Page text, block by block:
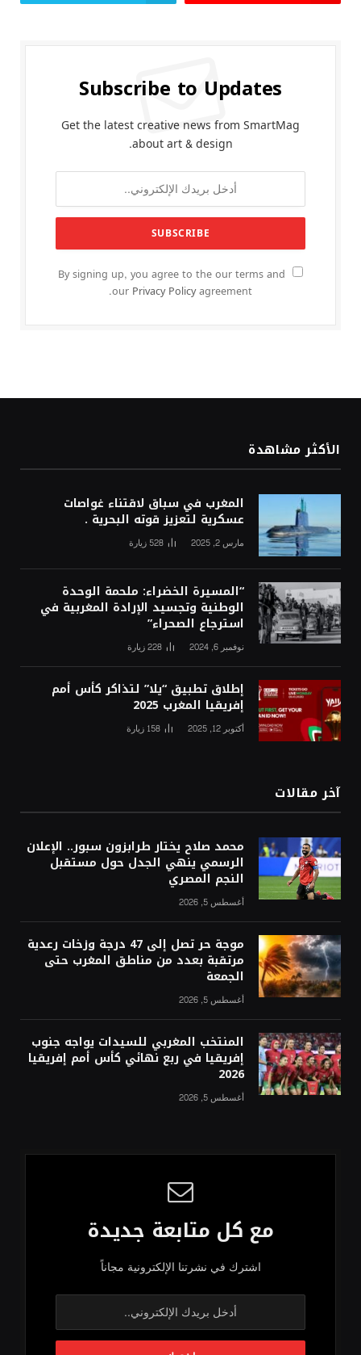
Subscribe to Updates
Get the latest creative news from SmartMag
about art & design.
By signing up, you agree to the our terms and
our Privacy Policyagreement.
الأكثر مشاهدة
المغرب في سباق لاقتناء غواصات
عسكرية لتعزيز قوته البحرية .
مارس 2, 2025 528 زيارة
“المسيرة الخضراء: ملحمة الوحدة
الوطنية وتجسيد الإرادة المغربية في
استرجاع الصحراء”
نوفمبر 6, 2024 228زيارة
إطلاق تطبيق “يلا” لتذاكر كأس أمم
إفريقيا المغرب 2025
أكتوبر 12, 2025 158 زيارة
آخر مقالات
محمد صلاح يختار طرابزون سبور.. الإعلان
الرسمي ينهي الجدل حول مستقبل
النجم المصري
أغسطس 5, 2026
موجة حر تصل إلى 47 درجة وزخات رعدية
مرتقبة بعدد من مناطق المغرب حتى
الجمعة
أغسطس 5, 2026
المنتخب المغربي للسيدات يواجه جنوب
إفريقيا في ربع نهائي كأس أمم إفريقيا
2026
أغسطس 5, 2026
مع كل متابعة جديدة
اشترك في نشرتنا الإلكترونية مجاناً